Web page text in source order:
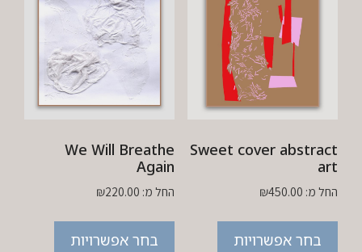
Sweet cover abstract
art
החל מ: ₪450.00
בחר אפשרויות
We Will Breathe
Again
החל מ: ₪220.00
בחר אפשרויות